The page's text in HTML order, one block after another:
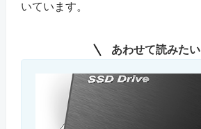
いています。
あわせて読みたい